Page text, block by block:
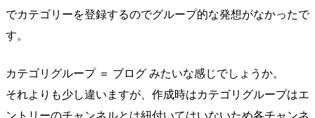
でカテゴリーを登録するのでグループ的な発想がなかったで
す。
カテゴリグループ ＝ ブログ みたいな感じでしょうか。
それよりも少し違いますが、作成時はカテゴリグループはエ
ントリーのチャンネルとは紐付いてはいないため各チャンネ